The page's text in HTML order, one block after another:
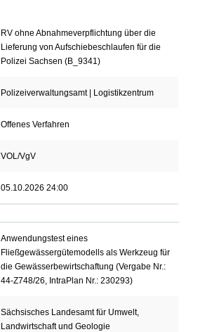
RV ohne Abnahmeverpflichtung über die
Lieferung von Aufschiebeschlaufen für die
Polizei Sachsen (B_9341)
Polizeiverwaltungsamt | Logistikzentrum
Offenes Verfahren
VOL/VgV
05.10.2026 24:00
Anwendungstest eines
Fließgewässergütemodells als Werkzeug für
die Gewässerbewirtschaftung (Vergabe Nr.:
44-Z748/26, IntraPlan Nr.: 230293)
Sächsisches Landesamt für Umwelt,
Landwirtschaft und Geologie